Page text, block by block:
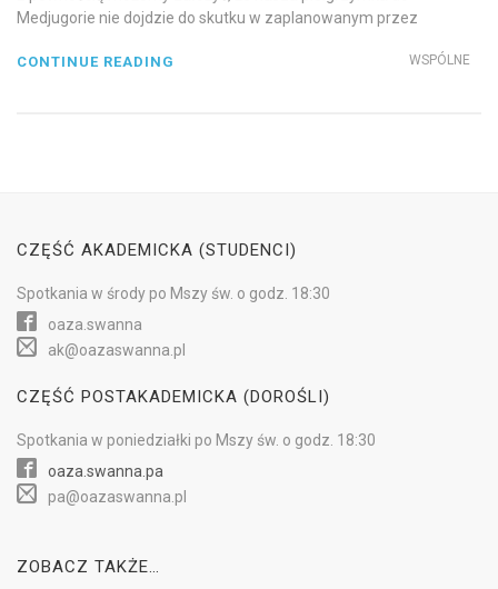
Medjugorie nie dojdzie do skutku w zaplanowanym przez
WSPÓLNE
CONTINUE READING
CZĘŚĆ AKADEMICKA (STUDENCI)
Spotkania w środypo Mszy św. o godz. 18:30
oaza.swanna
ak@oazaswanna.pl
CZĘŚĆ POSTAKADEMICKA (DOROŚLI)
Spotkania w poniedziałki po Mszy św. o godz. 18:30
oaza.swanna.pa
pa@oazaswanna.pl
ZOBACZ TAKŻE…